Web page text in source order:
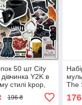
50 шт City
Y2K в
стилі kpop,
196 ₴
The